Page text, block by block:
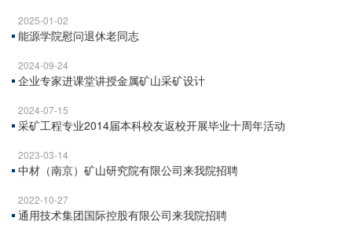
2025-01-02
能源学院慰问退休老同志
2024-09-24
企业专家进课堂讲授金属矿山采矿设计
2024-07-15
采矿工程专业2014届本科校友返校开展毕业十周年活动
2023-03-14
中材（南京）矿山研究院有限公司来我院招聘
2022-10-27
通用技术集团国际控股有限公司来我院招聘